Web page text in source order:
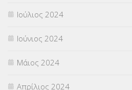
Ιούλιος 2024
Ιούνιος 2024
Μάιος 2024
Απρίλιος 2024